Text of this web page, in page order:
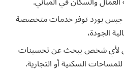
جبس بورد توفر خدمات متخصصة
الجودة،
لأي شخص يبحث عن تحسينات
السكنية أو التجارية.